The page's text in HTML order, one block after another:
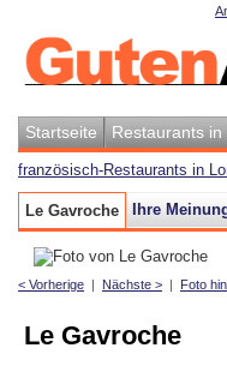
Startseite Restaurants in
französisch-Restaurants in
Le Gavroche Ihre
< Vorherige | Nächste > | Foto
Le Gavroche